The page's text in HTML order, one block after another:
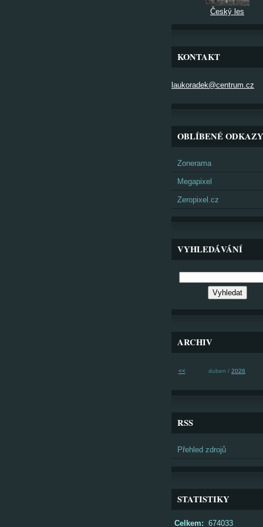
Český les
KONTAKT
laukoradek@centrum.cz
OBLÍBENÉ ODKAZY
Zonerama
Megapixel
Zeropixel.cz
VYHLEDÁVÁNÍ
ARCHIV
<< duben / 2026
RSS
Přehled zdrojů
STATISTIKY
Celkem: 674033